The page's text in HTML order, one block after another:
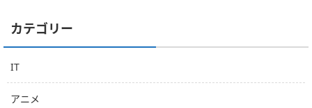
カテゴリー
IT
アニメ